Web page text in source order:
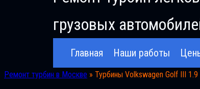
грузовых
Главная Наши работы
Ремонт турбин в Москве » Турбины Volkswagen Golf III